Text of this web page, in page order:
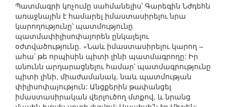
Պատմագրի կոչումը սահմանելիս՝ Գարեգին Նժդեհն
առաջնային է համարել իմաստասիրելու նրա
կարողությունը՝ պատմությունը
պատմափիլիսոփայորեն ընկալելու
օժտվածությունը. «Նաև իմաստասիրելու կարող –
ահա՛ թե որպիսին պիտի լինի պատմագրողը: Իր
անունն արդարացնելու համար՝ պատմագրությունը
պիտի լինի, միաժամանակ, նաև պատմության
փիլիսոփայություն: Անցքերին թափանցել
իմաստասիրական վերլուծող մտքով, և նրանց